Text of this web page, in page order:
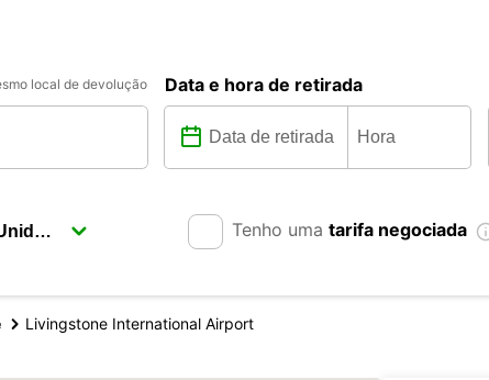
local de devolução Data e hora de retirada
Tenho uma tarifa negociada
Livingstone International Airport